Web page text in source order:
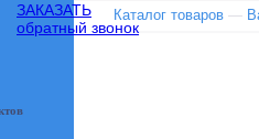
ЗАКАЗАТЬ
обратный звонок
Каталог товаров —